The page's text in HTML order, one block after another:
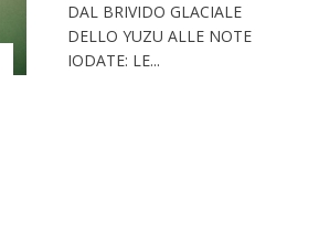
DAL BRIVIDO GLACIALE
DELLO YUZU ALLE NOTE
IODATE: LE...